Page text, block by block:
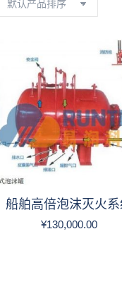
船舶高倍泡沫灭火
¥130,000.00